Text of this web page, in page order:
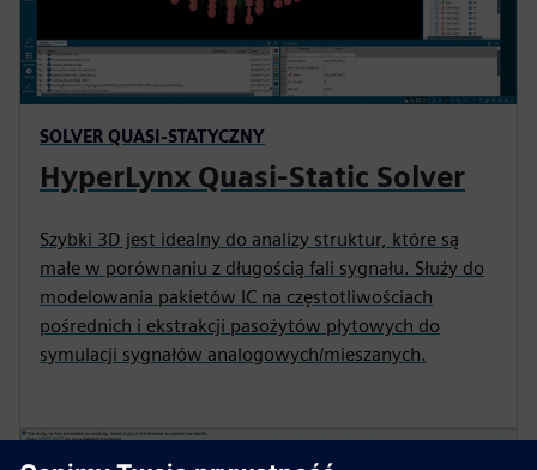
SOLVER QUASI-STATYCZNY
HyperLynx Quasi-Static Solver
Szybki 3D jest idealny do analizy struktur, które są
małe w porównaniu z długością fali sygnału. Służy do
modelowania pakietów IC na częstotliwościach
pośrednich i ekstrakcji pasożytów płytowych do
symulacji sygnałów analogowych/mieszanych.